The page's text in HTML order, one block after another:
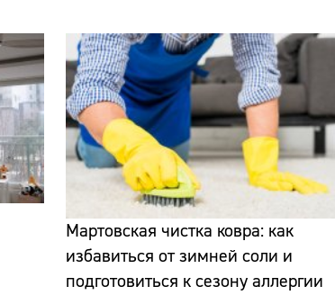
Мартовская чистка ковра: как
избавиться от зимней соли и
подготовиться к сезону аллергии
Сайт:
Адрес:
Телефон: